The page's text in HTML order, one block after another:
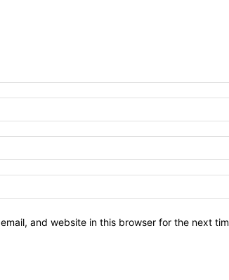
and website in this browser for the next